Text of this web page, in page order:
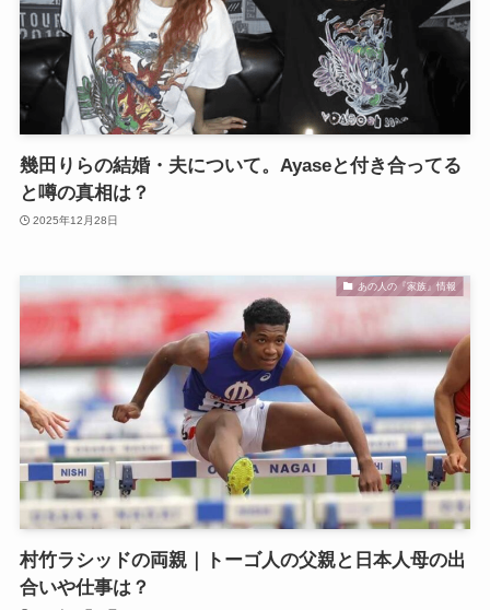
幾田りらの結婚・夫について。Ayaseと付き合ってる
と噂の真相は？
2025年12月28日
あの人の『家族』情報
村竹ラシッドの両親｜トーゴ人の父親と日本人母の出
合いや仕事は？